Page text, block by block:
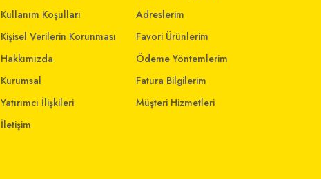
Kullanım Koşulları
Kişisel Verilerin Korunması
Hakkımızda
Kurumsal
Yatırımcı İlişkileri
İletişim
Adreslerim
Favori Ürünlerim
Ödeme Yöntemlerim
Fatura Bilgilerim
Müşteri Hizmetleri